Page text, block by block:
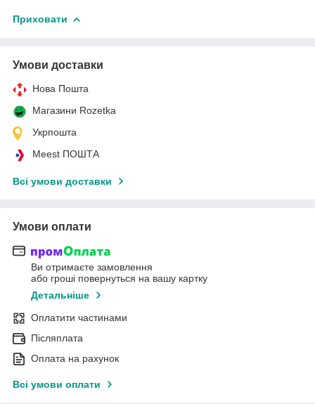
Приховати
Умови доставки
Нова Пошта
Магазини Rozetka
Укрпошта
Meest ПОШТА
Всі умови доставки
Умови оплати
Ви отримаєте замовлення
або гроші повернуться на вашу картку
Детальніше
Оплатити частинами
Післяплата
Оплата на рахунок
Всі умови оплати